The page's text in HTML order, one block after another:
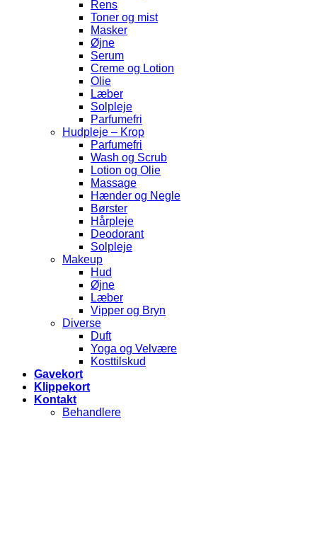
Rens
Toner og mist
Masker
Øjne
Serum
Creme og Lotion
Olie
Læber
Solpleje
Parfumefri
Hudpleje – Krop
Parfumefri
Wash og Scrub
Lotion og Olie
Massage
Hænder og Negle
Børster
Hårpleje
Deodorant
Solpleje
Makeup
Hud
Øjne
Læber
Vipper og Bryn
Diverse
Duft
Yoga og Velvære
Kosttilskud
Gavekort
Klippekort
Kontakt
Behandlere